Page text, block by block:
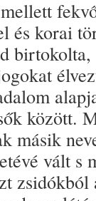
és korai
birtokolta,
között.
másik
vált s